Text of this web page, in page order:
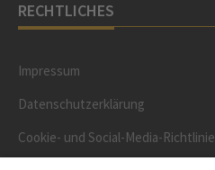
RECHTLICHES
Impressum
Datenschutzerklärung
Cookie- und Social-Media-Richtlinie